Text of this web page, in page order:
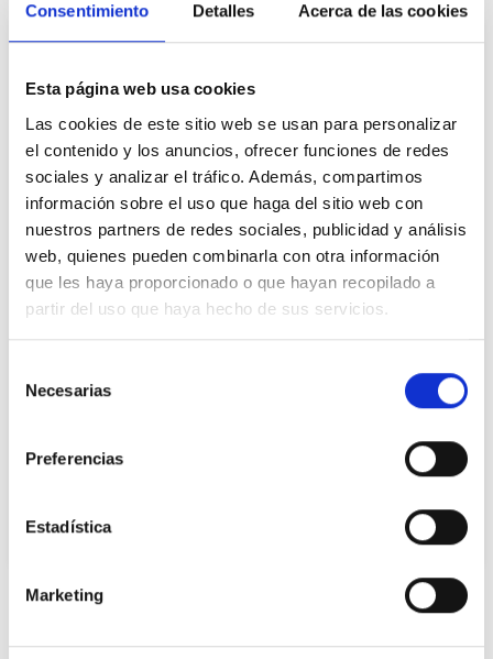
Consentimiento Detalles Acerca de las cookies
Esta página web usa cookies
Las cookies de este sitio web se usan para personalizar
el contenido y los anuncios, ofrecer funciones de redes
sociales y analizar el tráfico. Además, compartimos
información sobre el uso que haga del sitio web con
nuestros partners de redes sociales, publicidad y análisis
web, quienes pueden combinarla con otra información
que les haya proporcionado o que hayan recopilado a
partir del uso que haya hecho de sus servicios.
Necesarias
Preferencias
Estadística
Marketing
Biollagen TM
enriquecer nuestro portfolio con ingredientes
os presentamos Biollagen de Jland, un
ingrediente vegano que imita las funciones
Adecuado para formular cosmética vegana
demostrando ser aproximadamente 200 veces
Ingredientes relacionados